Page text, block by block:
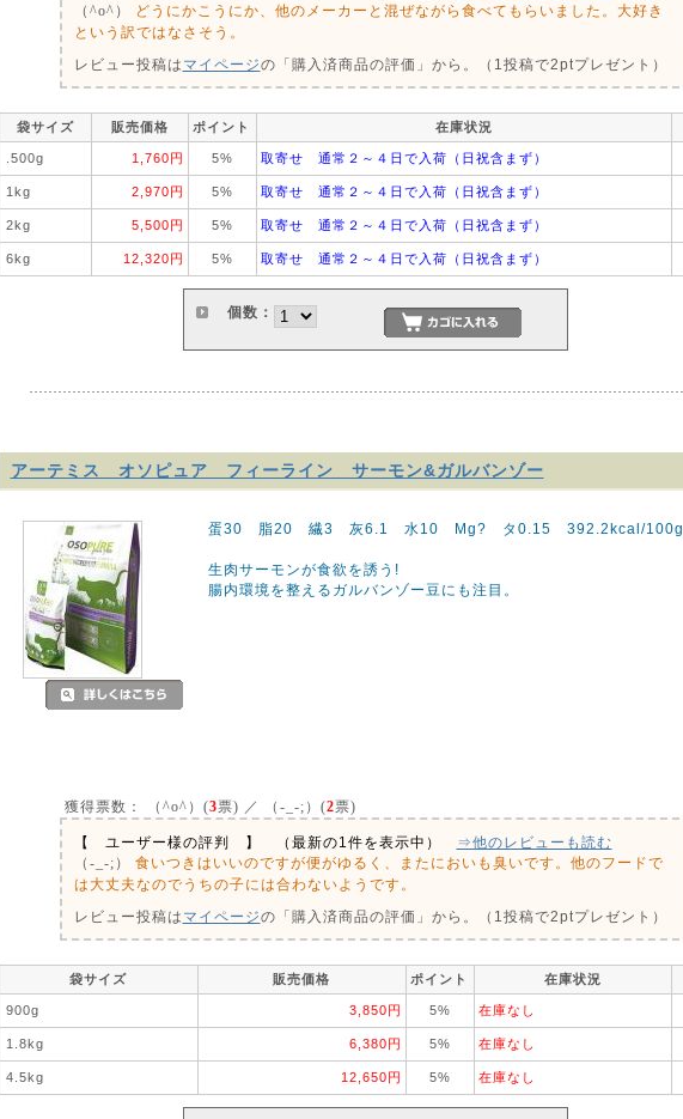
（^o^）
どうにかこうにか、他のメーカーと混ぜながら食べてもらいました。大好き
という訳ではなさそう。
レビュー投稿は マイページの「購入済商品の評価」から。（1投稿で2ptプレゼント）
袋サイズ 販売価格 ポイント 在庫状況
.500g 1,760円 5% 取寄せ 通常２～４日で入荷（日祝含まず）
1kg 2,970円 5% 取寄せ 通常２～４日で入荷（日祝含まず）
2kg 5,500円 5% 取寄せ 通常２～４日で入荷（日祝含まず）
6kg 12,320円 5% 取寄せ 通常２～４日で入荷（日祝含まず）
個数：
アーテミス オソピュア フィーライン サーモン&ガルバンゾー
蛋30 脂20 繊3 灰6.1 水10 Mg? タ0.15 392.2kcal/100g
生肉サーモンが食欲を誘う!
腸内環境を整えるガルバンゾー豆にも注目。
獲得票数： （^o^）(3票) ／ （-_-;）(2票)
【 ユーザー様の評判 】 （最新の1件を表示中）
⇒他のレビューも読む
（-_-;）
食いつきはいいのですが便がゆるく、またにおいも臭いです。他のフードで
は大丈夫なのでうちの子には合わないようです。
レビュー投稿は マイページの「購入済商品の評価」から。（1投稿で2ptプレゼント）
袋サイズ 販売価格 ポイント 在庫状況
900g 3,850円 5% 在庫なし
1.8kg 6,380円 5% 在庫なし
4.5kg 12,650円 5% 在庫なし